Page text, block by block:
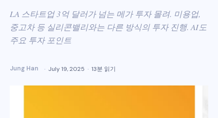
LA 스타트업 3억 달러가 넘는 메가 투자 몰려. 미용업,
중고차 등 실리콘밸리와는 다른 방식의 투자 진행. AI도
주요 투자 포인트
Jung Han July 19, 2025 13분 읽기